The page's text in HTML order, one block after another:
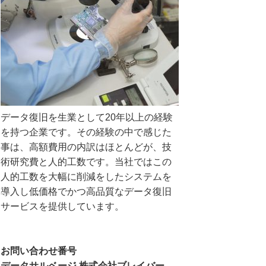
データ復旧を生業として20年以上の経験
を持つ企業です。その経験の中で感じた
事は、高額費用の内訳はほとんどが、技
術研究費と人的工数です。当社ではこの
人的工数を大幅に削減をしたシステムを
導入し低価格でかつ高品質なデータ復旧
サービスを提供しています。
お問い合わせ番号